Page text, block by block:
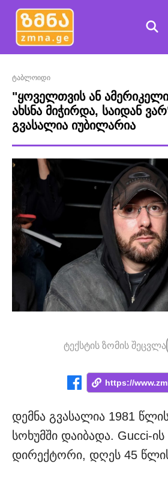
ტაბლოიდი
"ყოველთვის ან
ახსნა მიჭირდა, საიდან
გვასალია იუბილარია
ტექსტის ზომის შეცვლა
დემნა გვასალია 1981
სოხუმში დაიბადა. Gucci-
დირექტორი, დღეს 45